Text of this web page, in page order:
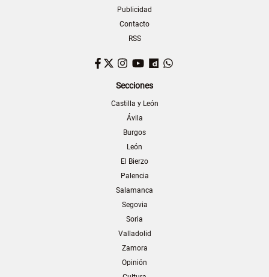
Publicidad
Contacto
RSS
Facebook
TwitterInstagram
YouTubeDailymotion
Secciones
Castilla y León
Ávila
Burgos
León
El Bierzo
Palencia
Salamanca
Segovia
Soria
Valladolid
Zamora
Opinión